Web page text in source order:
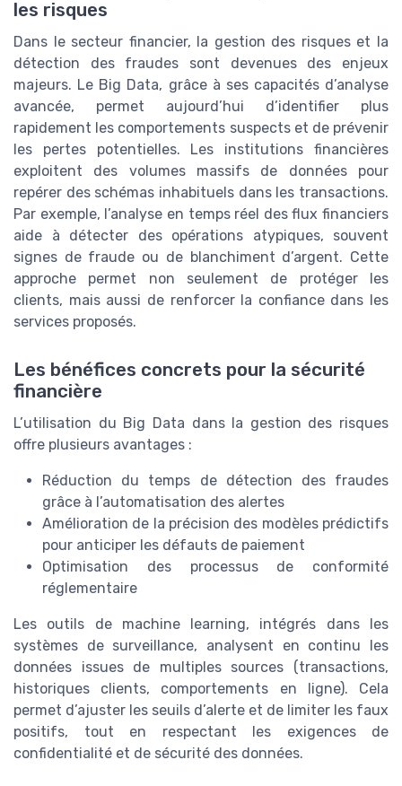
les risques
Dans le secteur financier, la gestion des risques et la
détection des fraudes sont devenues des enjeux
majeurs. Le Big Data, grâce à ses capacités d’analyse
avancée, permet aujourd’hui d’identifier plus
rapidement les comportements suspects et de prévenir
les pertes potentielles. Les institutions financières
exploitent des volumes massifs de données pour
repérer des schémas inhabituels dans les transactions.
Par exemple, l’analyse en temps réel des flux financiers
aide à détecter des opérations atypiques, souvent
signes de fraude ou de blanchiment d’argent. Cette
approche permet non seulement de protéger les
clients, mais aussi de renforcer la confiance dans les
services proposés.
Les bénéfices concrets pour la sécurité
financière
L’utilisation du Big Data dans la gestion des risques
offre plusieurs avantages :
Réduction du temps de détection des fraudes
grâce à l’automatisation des alertes
Amélioration de la précision des modèles prédictifs
pour anticiper les défauts de paiement
Optimisation des processus de conformité
réglementaire
Les outils de machine learning, intégrés dans les
systèmes de surveillance, analysent en continu les
données issues de multiples sources (transactions,
historiques clients, comportements en ligne). Cela
permet d’ajuster les seuils d’alerte et de limiter les faux
positifs, tout en respectant les exigences de
confidentialité et de sécurité des données.